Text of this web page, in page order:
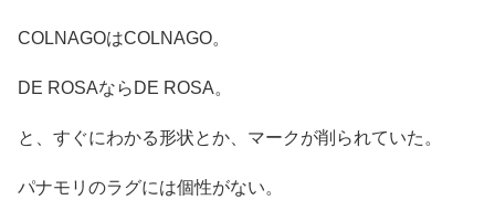
COLNAGOはCOLNAGO。
DE ROSAならDE ROSA。
と、すぐにわかる形状とか、マークが削られていた。
パナモリのラグには個性がない。